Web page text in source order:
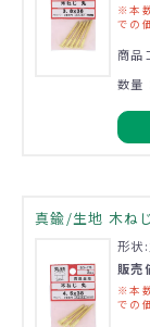
※本
での
商品
数量
真鍮/生地 木ね
形状
販
※本
での